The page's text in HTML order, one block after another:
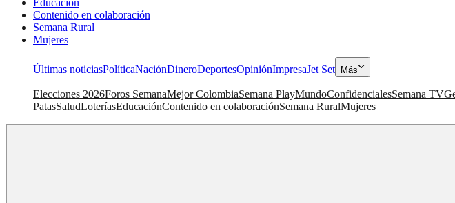
Educación
Contenido en colaboración
Semana Rural
Mujeres
Últimas noticiasPolíticaNaciónDineroDeportesOpiniónImpresaJet Set Más
Elecciones 2026Foros SemanaMejor ColombiaSemana PlayMundoConfidencialesSemana TV
PatasSaludLoteríasEducaciónContenido en colaboraciónSemana RuralMujeres